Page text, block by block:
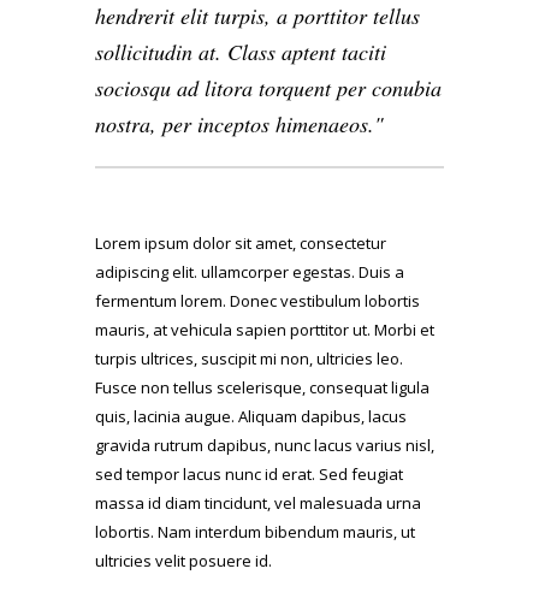
hendrerit elit turpis, a porttitor tellus
sollicitudin at. Class aptent taciti
sociosqu ad litora torquent per conubia
nostra, per inceptos himenaeos.
Lorem ipsum dolor sit amet, consectetur
adipiscing elit. ullamcorper egestas. Duis a
fermentum lorem. Donec vestibulum lobortis
mauris, at vehicula sapien porttitor ut. Morbi et
turpis ultrices, suscipit mi non, ultricies leo.
Fusce non tellus scelerisque, consequat ligula
quis, lacinia augue. Aliquam dapibus, lacus
gravida rutrum dapibus, nunc lacus varius nisl,
sed tempor lacus nunc id erat. Sed feugiat
massa id diam tincidunt, vel malesuada urna
lobortis. Nam interdum bibendum mauris, ut
ultricies velit posuere id.